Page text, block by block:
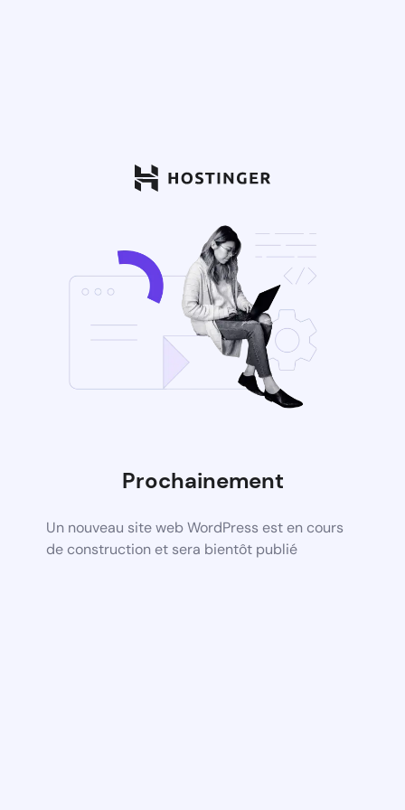
Prochainement
Un nouveau site web WordPress est en cours
de construction et sera bientôt publié